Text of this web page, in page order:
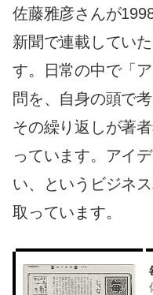
佐藤雅彦さんが
新聞で連載してい
す。日常の中で「
問を、自身の頭で
その繰り返しが著
っています。アイ
い、というビジネ
取っています。